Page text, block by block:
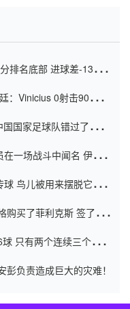
排名底部 进球差-13令人
：Vinicius 0射击90分钟
国家足球队错过了世界
一场战斗中闻名 伊万放
鸟儿被用来摆脱它
购买了菲利克斯 签了7年
只有两个连续三个连续
负责造成巨大的灾难！